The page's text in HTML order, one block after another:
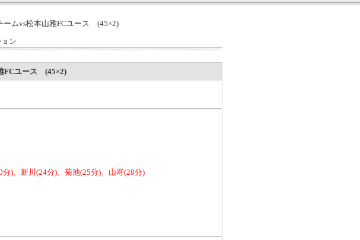
ムvs松本山雅FCユース (45×2)
FCユース (45×2)
)、新川(24分)、菊池(25分)、山嵜(28分)